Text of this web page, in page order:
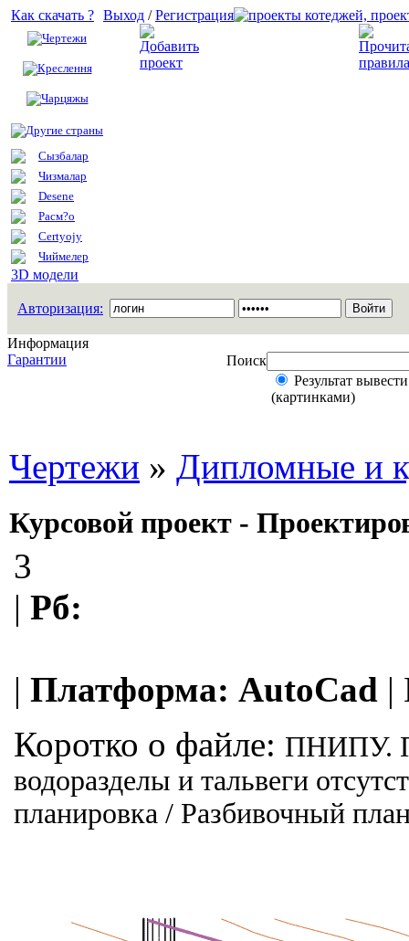
Как скачать ?
Чертежи
Креслення
Чарцяжы
Другие страны
Сызбалар
Чизмалар
Desene
Расм?о
Certyojy
Чиймелер
3D модели
Выход /Регистрация
Авторизация:
Информация
Гарантии
Поиск
Результат
(картинками)
Чертежи » Дипломные и
Курсовой проект -
3
| Рб:
| Платформа: AutoCad |
Коротко о файле: ПНИПУ.
водоразделы и тальвеги
планировка / Разбивочный